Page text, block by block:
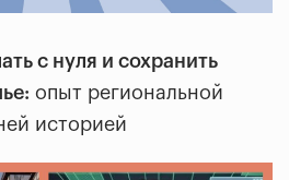
с нуля и сохранить
опыт региональной
историей